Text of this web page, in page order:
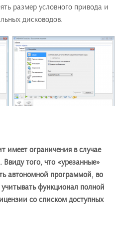
размер условного привода и
дисководов.
имеет ограничения в случае
Ввиду того, что «урезанные»
автономной программой, во
функционал полной
со списком доступных